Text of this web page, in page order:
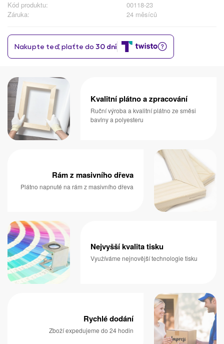
Kód produktu:
00118-23
Záruka:
24 měsíců
Kvalitní plátno a zpracování
Ruční výroba a kvalitní plátno ze směsi
bavlny a polyesteru
Rám z masivního dřeva
Plátno napnuté na rám z masivního dřeva
Nejvyšší kvalita tisku
Využíváme nejnovější technologie tisku
Rychlé dodání
Zboží expedujeme do 24 hodin